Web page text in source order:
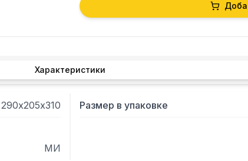
Характеристики
290х205х310 Размер в упаковке
МИ